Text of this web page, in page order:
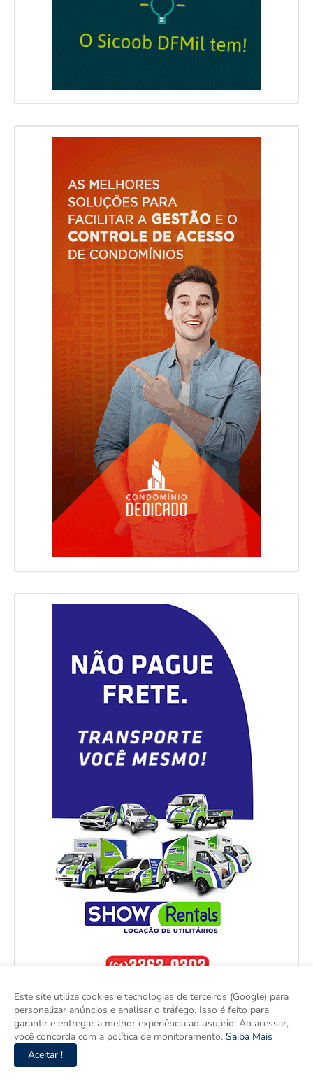
Este site utiliza cookies e tecnologias de terceiros (Google) para
personalizar anúncios e analisar o tráfego. Isso é feito para
garantir e entregar a melhor experiência ao usuário. Ao acessar,
você concorda com a política de monitoramento. Saiba Mais
Aceitar !